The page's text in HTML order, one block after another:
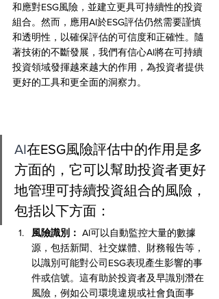
和應對ESG風險，並建立更具可持續性的投資
組合。然而，應用AI於ESG評估仍然需要謹慎
和透明性，以確保評估的可信度和正確性。隨
著技術的不斷發展，我們有信心AI將在可持續
投資領域發揮越來越大的作用，為投資者提供
更好的工具和更全面的洞察力。
AI在ESG風險評估中的作用是多
方面的，它可以幫助投資者更好
地管理可持續投資組合的風險，
包括以下方面：
風險識別： AI可以自動監控大量的數據
源，包括新聞、社交媒體、財務報告等，
以識別可能對公司ESG表現產生影響的事
件或信號。這有助於投資者及早識別潛在
風險，例如公司環境違規或社會負面事